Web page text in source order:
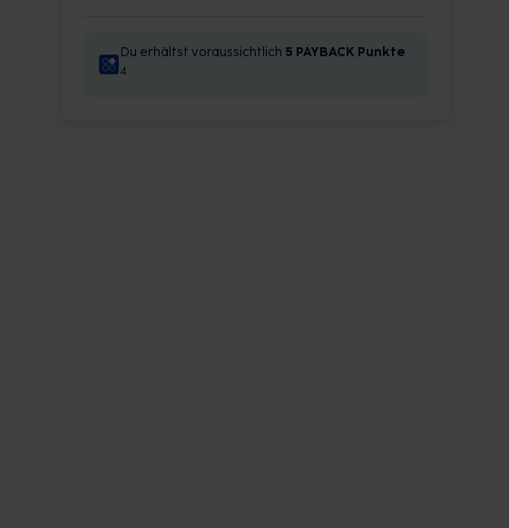
Du erhältst voraussichtlich 5 PAYBACK Punkte
4